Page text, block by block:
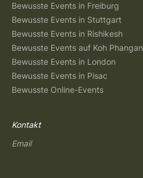
Bewusste Events in Freiburg
Bewusste Events in Stuttgart
Bewusste Events in Rishikesh
Bewusste Events auf Koh Phangan
Bewusste Events in London
Bewusste Events in Pisac
Bewusste Online-Events
Kontakt
Email